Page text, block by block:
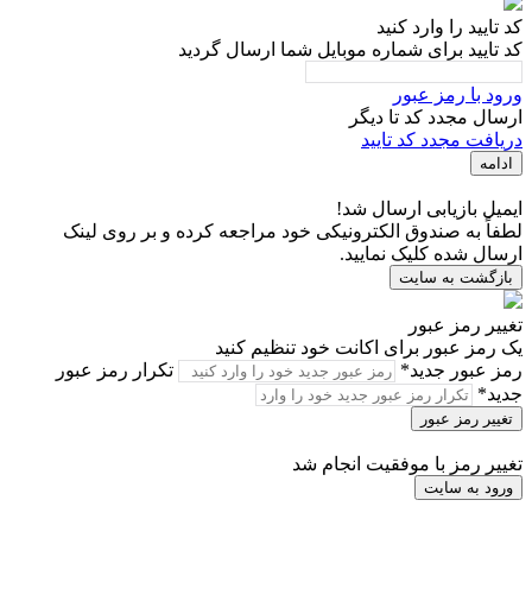
تایید را وارد کنید
تایید برای شماره موبایل شما ارسال گردید
با رمز عبور
مجدد کد تا دیگر
مجدد کد تایید
ادامه
بازیابی ارسال شد!
به صندوق الکترونیکی خود مراجعه کرده و بر روی لینک
شده کلیک نمایید.
بازگشت به سایت
رمز عبور
رمز عبور برای اکانت خود تنظیم کنید
عبور جدید*
تکرار رمز عبور
تغییر رمز عبور
رمز با موفقیت انجام شد
ورود به سایت